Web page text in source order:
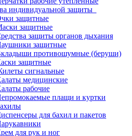
индивидуальной защиты
защитные
защитные
защиты органов дыхания
защитные
противошумные (беруши)
защитные
сигнальные
медицинские
рабочие
плащи и куртки
для бахил и пакетов
для рук и ног